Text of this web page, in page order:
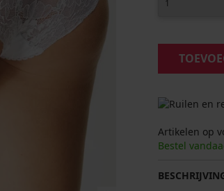
Artikelen op
Bestel